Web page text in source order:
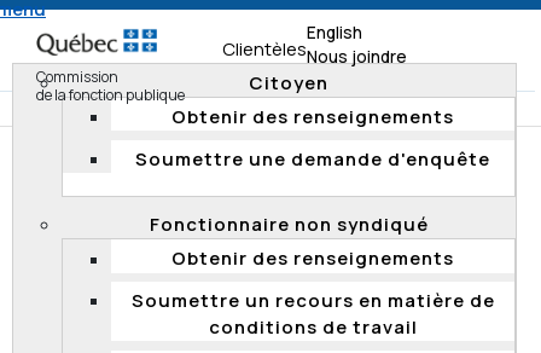
Commission
de la fonction publique
English
Nous joindre
Clientèles
Citoyen
Obtenir des renseignements
Soumettre une demande d'enquête
Fonctionnaire non syndiqué
Obtenir des renseignements
Soumettre un recours en matière de
conditions de travail
Accueil Documentation
Résumés d'enquête
Enquêtes 2017
Refus de l'admissibilité d'une candidature lors d'un
processus de qualification en vue du recrutement.